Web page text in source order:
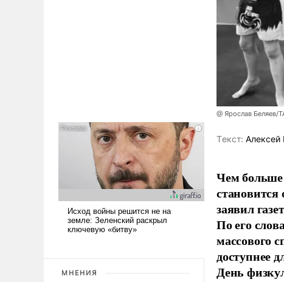
МНЕНИЯ
@ Ярослав Беляев/
Tекст: Алексей
Чем больше
заявил
По его
массового
доступнее
День